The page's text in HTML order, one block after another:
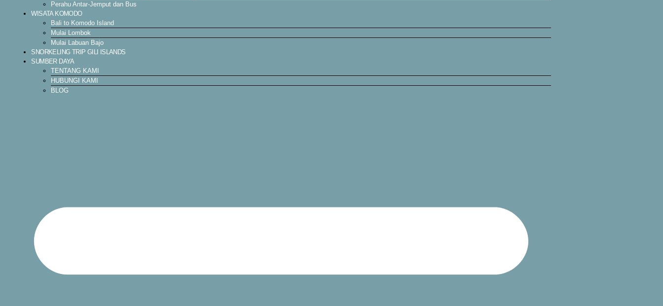
Perahu Antar-Jemput dan Bus
WISATA KOMODO
Bali to Komodo Island
Mulai Lombok
Mulai Labuan Bajo
SNORKELING TRIP GILI ISLANDS
SUMBER DAYA
TENTANG KAMI
HUBUNGI KAMI
BLOG